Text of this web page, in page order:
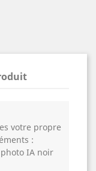
votre propre
:
IA noir